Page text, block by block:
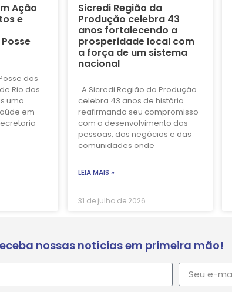
Ação
e
dos
Rio dos
uma
em
Sicredi Região da
Produção celebra 43
anos fortalecendo a
prosperidade local com
a força de um sistema
nacional
A Sicredi Região da Produção
celebra 43 anos de história
reafirmando seu compromisso
com o desenvolvimento das
pessoas, dos negócios e das
comunidades onde
LEIA MAIS »
31 de julho de 2026
nossas notícias em primeira mão!